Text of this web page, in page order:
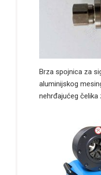
Brza spojnica za
aluminijskog
nehrđajućeg čelika